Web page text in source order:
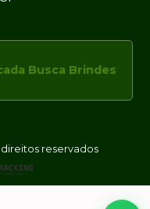
Busca Brindes
reservados